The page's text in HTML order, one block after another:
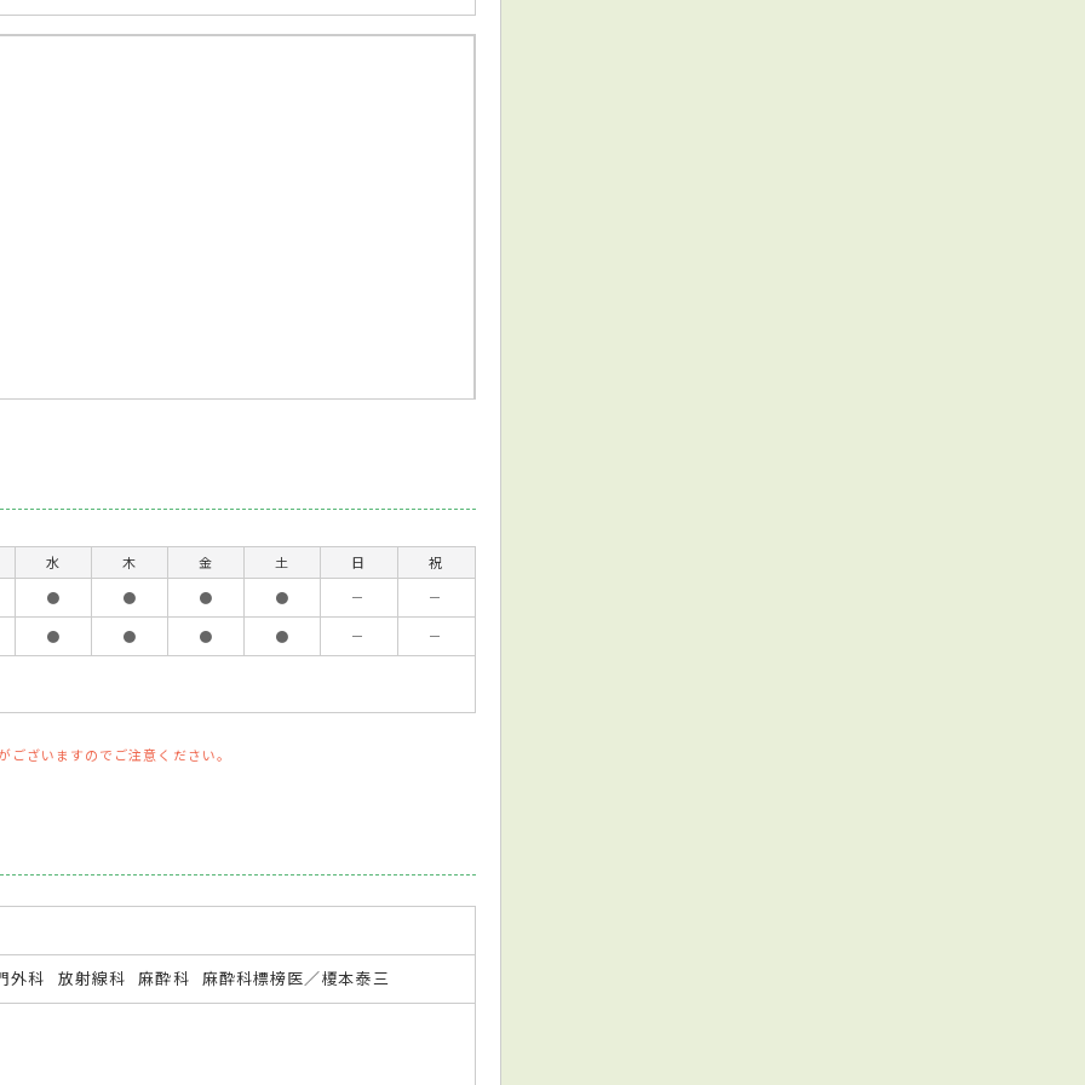
水 木 金 土 日
祝
●
● ● ● －
－
●
● ● ● － －
ざいますのでご注意ください。
外科 放射線科 麻酔科 麻酔科標榜医／榎本泰三